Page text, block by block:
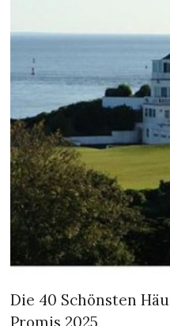
Die 40 Schönsten
Promis 2025